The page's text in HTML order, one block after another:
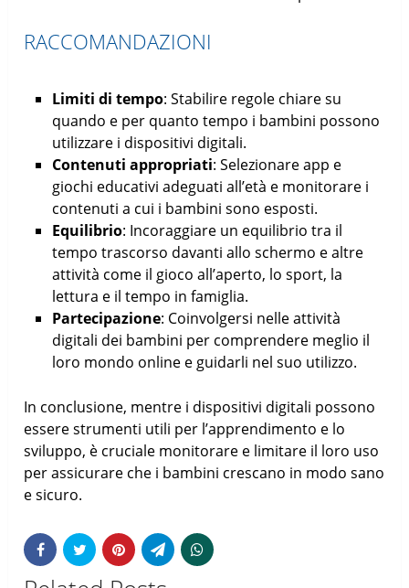
RACCOMANDAZIONI
Limiti di tempo: Stabilire regole chiare su
quando e per quanto tempo i bambini possono
utilizzare i dispositivi digitali.
Contenuti appropriati: Selezionare app e
giochi educativi adeguati all’età e monitorare i
contenuti a cui i bambini sono esposti.
Equilibrio: Incoraggiare un equilibrio tra il
tempo trascorso davanti allo schermo e altre
attività come il gioco all’aperto, lo sport, la
lettura e il tempo in famiglia.
Partecipazione: Coinvolgersi nelle attività
digitali dei bambini per comprendere meglio il
loro mondo online e guidarli nel suo utilizzo.
In conclusione, mentre i dispositivi digitali possono
essere strumenti utili per l’apprendimento e lo
sviluppo, è cruciale monitorare e limitare il loro uso
per assicurare che i bambini crescano in modo sano
e sicuro.